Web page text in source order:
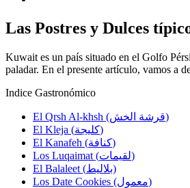
Las Postres y Dulces
Kuwait es un país situado en el Golfo
paladar. En el presente artículo, vamos a
Indice Gastronómico
El Qrsh Al-khsh (قرشة الخش)
El Kleja (كليجة)
El Kanafeh (كنافة)
Los Luqaimat (لقيمات)
El Balaleet (بلاليط)
Los Date Cookies (معمول)